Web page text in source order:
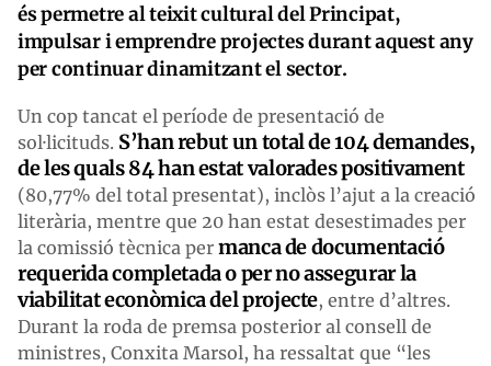
és permetre al teixit cultural del Principat,
impulsar i emprendre projectes durant aquest any
per continuar dinamitzant el sector.
Un cop tancat el període de presentació de
sol·licituds. S’han rebut un total de 104 demandes,
de les quals 84 han estat valorades positivament
(80,77% del total presentat), inclòs l’ajut a la creació
literària, mentre que 20 han estat desestimades per
la comissió tècnica per manca de documentació
requerida completada o per no assegurar la
viabilitat econòmica del projecte, entre d’altres.
Durant la roda de premsa posterior al consell de
ministres, Conxita Marsol, ha ressaltat que “les